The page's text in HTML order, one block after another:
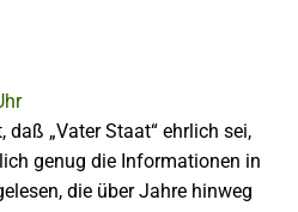
daß „Vater Staat“ ehrlich sei,
genug die Informationen in
die über Jahre hinweg